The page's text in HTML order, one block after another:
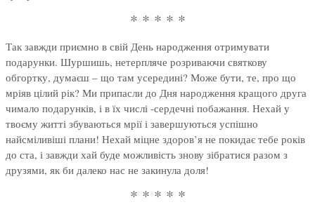
* * * * *
Так завжди приємно в свій День народження отримувати
подарунки. Шуршишь, нетерпляче розриваючи святкову
обгортку, думаєш – що там усередині? Може бути, те, про що
мріяв цілий рік? Ми припасли до Дня народження кращого друга
чимало подарунків, і в їх числі -сердечні побажання. Нехай у
твоєму житті збуваються мрії і завершуються успішно
найсміливіші плани! Нехай міцне здоров’я не покидає тебе років
до ста, і завжди хай буде можливість знову зібратися разом з
друзями, як би далеко нас не закинула доля!
* * * * *